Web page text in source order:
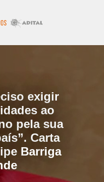
exigir
ao
pela sua
Carta
Barriga